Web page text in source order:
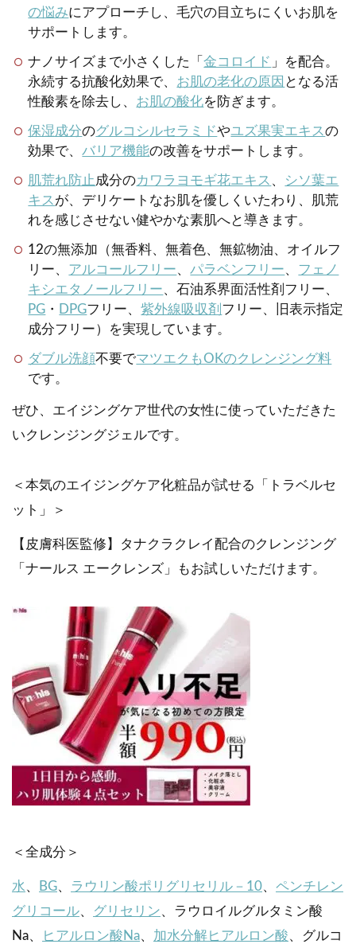
の悩みにアプローチし、毛穴の目立ちにくいお肌を
サポートします。
ナノサイズまで小さくした「金コロイド 」を配合。
永続する抗酸化効果で、 お肌の老化の原因 となる活
性酸素を除去し、 お肌の酸化を防ぎます。
保湿成分のグルコシルセラミドやユズ果実エキスの
効果で、バリア機能の改善をサポートします。
肌荒れ防止 成分のカワラヨモギ花エキス 、 シソ葉エ
キス が、デリケートなお肌を優しくいたわり、肌荒
れを感じさせない健やかな素肌へと導きます。
12の無添加（無香料、無着色、無鉱物油、オイルフ
リー、 アルコールフリー、パラベンフリー、 フェノ
キシエタノールフリー、石油系界面活性剤フリー、
PG ・ DPGフリー、紫外線吸収剤 フリー、旧表示指定
成分フリー）を実現しています。
ダブル洗顔不要でマツエクもOKのクレンジング料
です。
ぜひ、エイジングケア世代の女性に使っていただきた
いクレンジングジェルです。
＜本気のエイジングケア化粧品が試せる「トラベルセ
ット」＞
【皮膚科医監修】タナクラクレイ配合のクレンジング
「ナールス エークレンズ」もお試しいただけます。
＜全成分＞
水、 BG、 ラウリン酸ポリグリセリル－10、 ペンチレン
グリコール、 グリセリン、ラウロイルグルタミン酸
Na、
ヒアルロン酸Na、 加水分解ヒアルロン酸、グルコ